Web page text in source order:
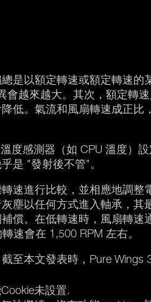
是以額定轉速或額定轉速
越來越大。其次，額定轉
低。氣流和風扇轉速成正
度感測器（如 CPU 溫度）
是 "發射後不管"。
速進行比較，並相應地調
塵以任何方式進入軸承，
償。在低轉速時，風扇轉
速會在 1,500 RPM 左右。
本文發表時，Pure Wings
未設置.